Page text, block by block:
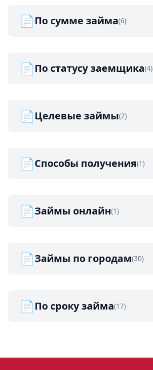
📄По сумме займа(6)
📄По статусу заемщика(4)
📄Целевые займы(2)
📄Способы получения(1)
📄Займы онлайн(1)
📄Займы по городам(30)
📄По сроку займа(17)